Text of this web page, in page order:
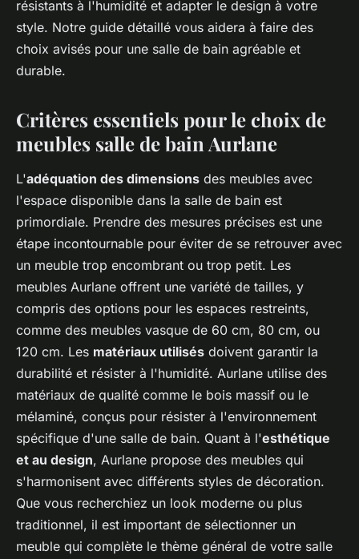
résistants à l'humidité et adapter le design à votre
style. Notre guide détaillé vous aidera à faire des
choix avisés pour une salle de bain agréable et
durable.
Critères essentiels pour le choix de
meubles salle de bain Aurlane
L'adéquation des dimensions des meubles avec
l'espace disponible dans la salle de bain est
primordiale. Prendre des mesures précises est une
étape incontournable pour éviter de se retrouver avec
un meuble trop encombrant ou trop petit. Les
meubles Aurlane offrent une variété de tailles, y
compris des options pour les espaces restreints,
comme des meubles vasque de 60 cm, 80 cm, ou
120 cm. Les matériaux utilisés doivent garantir la
durabilité et résister à l'humidité. Aurlane utilise des
matériaux de qualité comme le bois massif ou le
mélaminé, conçus pour résister à l'environnement
spécifique d'une salle de bain. Quant à l'esthétique
et au design, Aurlane propose des meubles qui
s'harmonisent avec différents styles de décoration.
Que vous recherchiez un look moderne ou plus
traditionnel, il est important de sélectionner un
meuble qui complète le thème général de votre salle